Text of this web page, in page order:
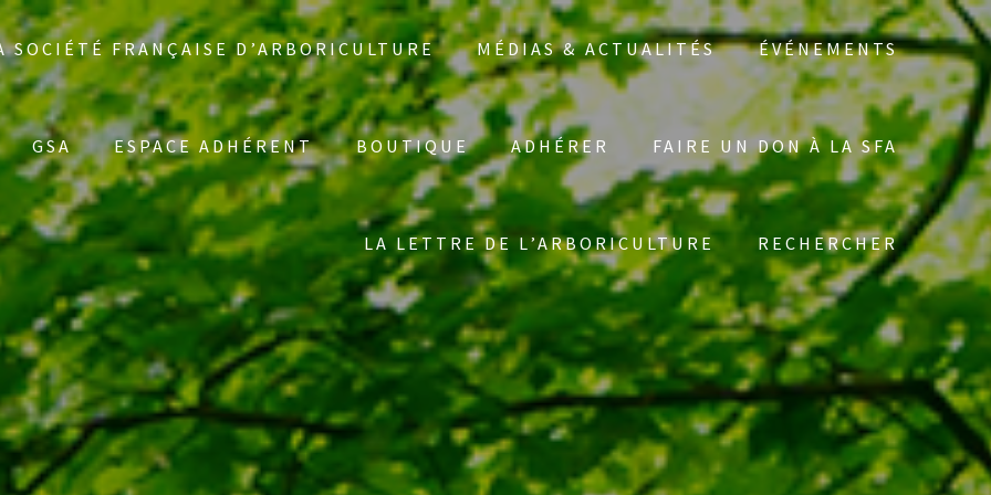
SOCIÉTÉ FRANÇAISE D’ARBORICULTURE MÉDIAS & ACTUALITÉS ÉVÉNEMENTS
GSA ESPACE ADHÉRENT BOUTIQUE ADHÉRER FAIRE UN DON À LA SFA
LA LETTRE DE L’ARBORICULTURE RECHERCHER
Search
for: